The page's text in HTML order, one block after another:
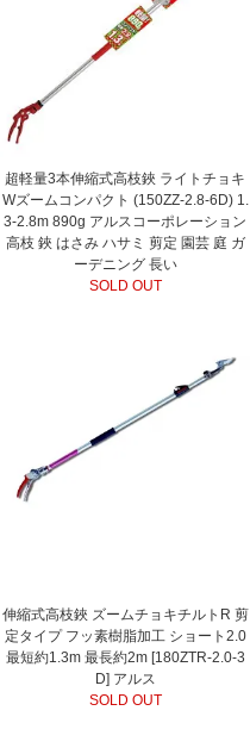
超軽量3本伸縮式高枝鋏 ライトチョキ
Wズームコンパクト (150ZZ-2.8-6D) 1.
3-2.8m 890g アルスコーポレーション
高枝 鋏 はさみ ハサミ 剪定 園芸 庭 ガ
ーデニング 長い
SOLD OUT
伸縮式高枝鋏 ズームチョキチルトR 剪
定タイプ フッ素樹脂加工 ショート2.0
最短約1.3m 最長約2m [180ZTR-2.0-3
D] アルス
SOLD OUT